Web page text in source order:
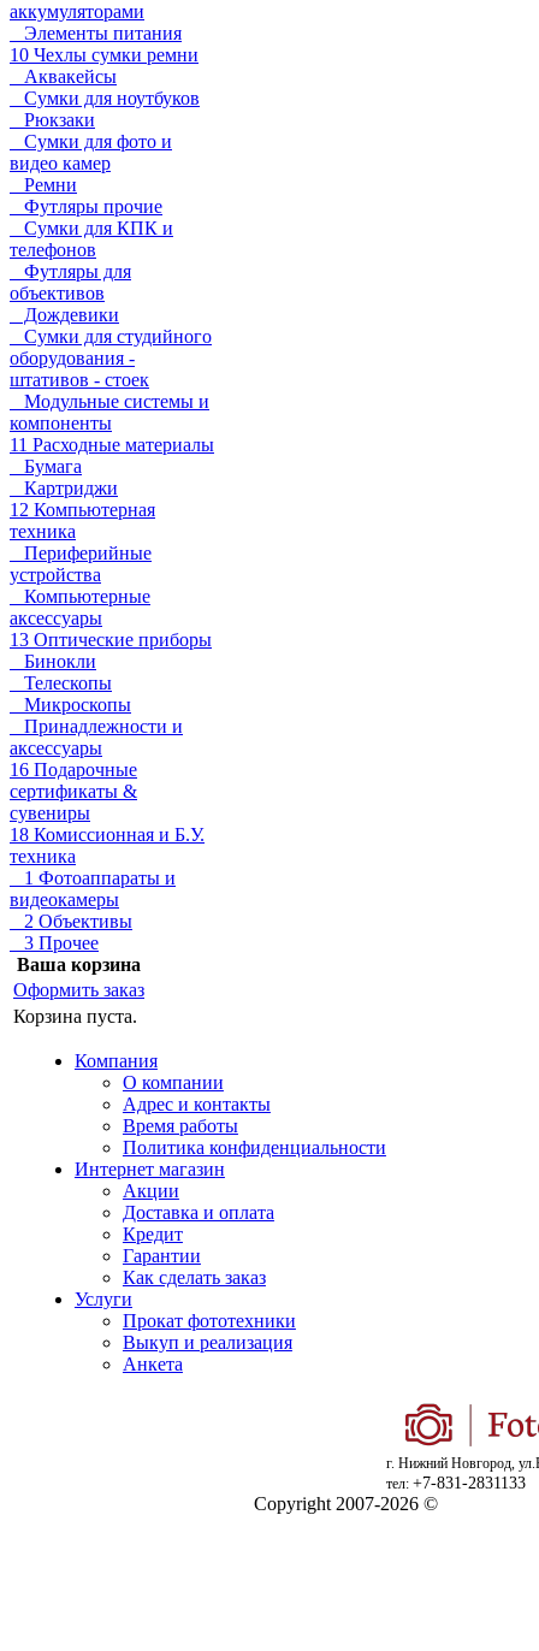
аккумуляторами
Элементы питания
10 Чехлы сумки ремни
Аквакейсы
Сумки для ноутбуков
Рюкзаки
Сумки для фото и
видео камер
Ремни
Футляры прочие
Сумки для КПК и
телефонов
Футляры для
объективов
Дождевики
Сумки для студийного
оборудования -
штативов - стоек
Модульные системы и
компоненты
11 Расходные материалы
Бумага
Картриджи
12 Компьютерная
техника
Периферийные
устройства
Компьютерные
аксессуары
13 Оптические приборы
Бинокли
Телескопы
Микроскопы
Принадлежности и
аксессуары
16 Подарочные
сертификаты &
сувениры
18 Комиссионная и Б.У.
техника
1 Фотоаппараты и
видеокамеры
2 Объективы
3 Прочее
Ваша корзина
Оформить заказ
Корзина пуста.
Компания
О компании
Адрес и контакты
Время работы
Политика конфиденциальности
Интернет магазин
Акции
Доставка и оплата
Кредит
Гарантии
Как сделать заказ
Услуги
Прокат фототехники
Выкуп и реализация
Анкета
г. Нижний Новгород,
тел: +7-831-2831133
Copyright 2007-2026 ©